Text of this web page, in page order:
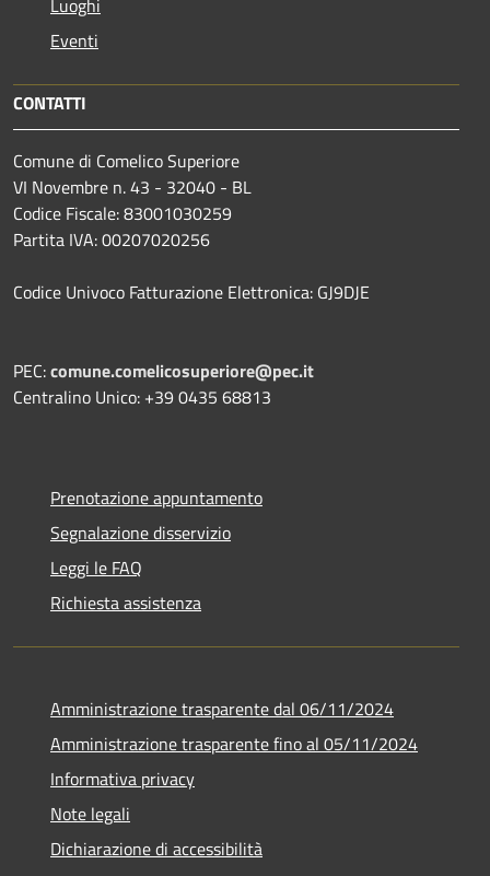
Luoghi
Eventi
CONTATTI
Comune di Comelico Superiore
VI Novembre n. 43 - 32040 - BL
Codice Fiscale: 83001030259
Partita IVA: 00207020256
Codice Univoco Fatturazione Elettronica: GJ9DJE
PEC:comune.comelicosuperiore@pec.it
Centralino Unico: +39 0435 68813
Prenotazione appuntamento
Segnalazione disservizio
Leggi le FAQ
Richiesta assistenza
Amministrazione trasparente dal 06/11/2024
Amministrazione trasparente fino al 05/11/2024
Informativa privacy
Note legali
Dichiarazione di accessibilità